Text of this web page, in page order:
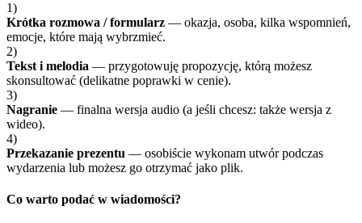
1)
Krótka rozmowa / formularz — okazja, osoba, kilka wspomnień,
emocje, które mają wybrzmieć.
2)
Tekst i melodia — przygotowuję propozycję, którą możesz
skonsultować (delikatne poprawki w cenie).
3)
Nagranie — finalna wersja audio (a jeśli chcesz: także wersja z
wideo).
4)
Przekazanie prezentu — osobiście wykonam utwór podczas
wydarzenia lub możesz go otrzymać jako plik.
Co warto podać w wiadomości?